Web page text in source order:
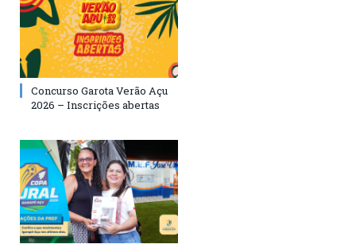
Concurso Garota Verão Açu
2026 – Inscrições abertas